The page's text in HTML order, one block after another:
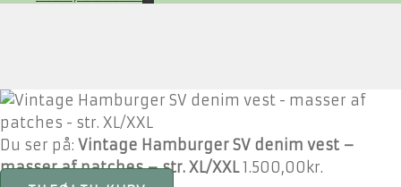
Du ser på: Vintage Hamburger SV denim vest –
masser af patches – str. XL/XXL 1.500,00 kr.